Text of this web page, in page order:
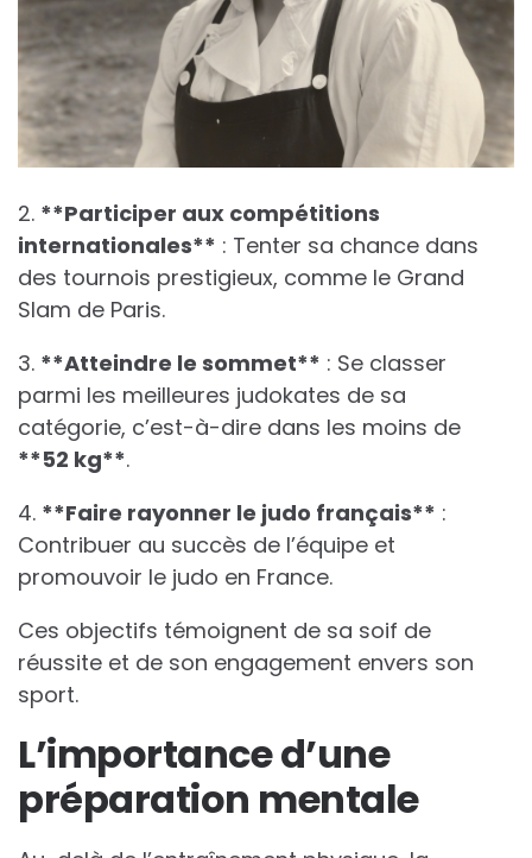
2. **Participer aux compétitions
internationales** : Tenter sa chance dans
des tournois prestigieux, comme le Grand
Slam de Paris.
3. **Atteindre le sommet** : Se classer
parmi les meilleures judokates de sa
catégorie, c’est-à-dire dans les moins de
**52 kg**.
4. **Faire rayonner le judo français** :
Contribuer au succès de l’équipe et
promouvoir le judo en France.
Ces objectifs témoignent de sa soif de
réussite et de son engagement envers son
sport.
L’importance d’une
préparation mentale